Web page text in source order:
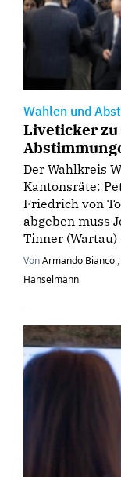
Wahlen und
Liveticker zu
Der Wahlkreis
Kantonsräte:
Friedrich von
abgeben muss
Tinner (Wartau)
VonArmando Bianco ,
Hanselmann